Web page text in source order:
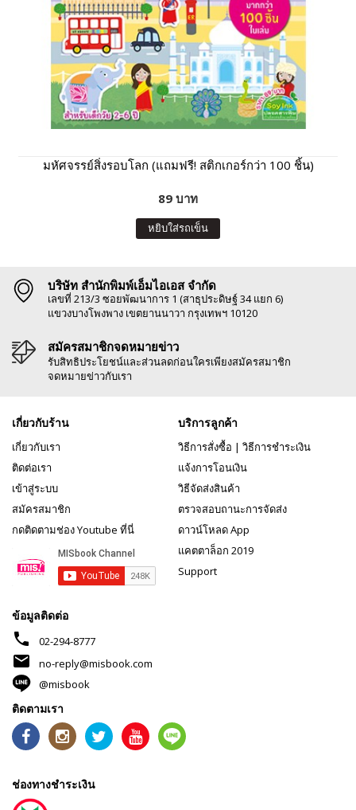
มหัศจรรย์สิ่งรอบโลก (แถมฟรี! สติกเกอร์กว่า 100 ชิ้น)
89 บาท
หยิบใส่รถเข็น
บริษัท สำนักพิมพ์เอ็มไอเอส จำกัด
เลขที่ 213/3 ซอยพัฒนาการ 1 (สาธุประดิษฐ์ 34 แยก 6)
แขวงบางโพงพาง เขตยานนาวา กรุงเทพฯ 10120
สมัครสมาชิกจดหมายข่าว
รับสิทธิประโยชน์และส่วนลดก่อนใครเพียงสมัครสมาชิก
จดหมายข่าวกับเรา
เกี่ยวกับร้าน
เกี่ยวกับเรา
ติดต่อเรา
เข้าสู่ระบบ
สมัครสมาชิก
กดติดตามช่อง Youtube ที่นี่
บริการลูกค้า
วิธีการสั่งซื้อ | วิธีการชำระเงิน
แจ้งการโอนเงิน
วิธีจัดส่งสินค้า
ตรวจสอบถานะการจัดส่ง
ดาวน์โหลด App
แคตตาล็อก 2019
Support
ข้อมูลติดต่อ
phone 02-294-8777
mail
no-reply@misbook.com
@misbook
ติดตามเรา
ช่องทางชำระเงิน